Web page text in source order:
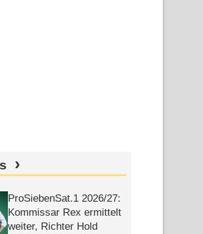
ProSiebenSat.1 2026/​27:
Kommissar Rex ermittelt
weiter, Richter Hold